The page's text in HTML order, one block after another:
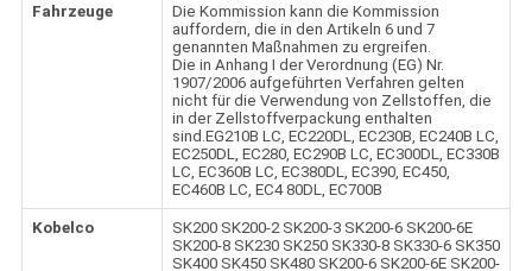
Fahrzeuge
Die Kommission kann die Kommission
auffordern, die in den Artikeln 6 und 7
genannten Maßnahmen zu ergreifen.
Die in Anhang I der Verordnung (EG) Nr.
1907/2006 aufgeführten Verfahren gelten
nicht für die Verwendung von Zellstoffen, die
in der Zellstoffverpackung enthalten
sind.EG210B LC, EC220DL, EC230B, EC240B LC,
EC250DL, EC280, EC290B LC, EC300DL, EC330B
LC, EC360B LC, EC380DL, EC390, EC450,
EC460B LC, EC4 80DL, EC700B
Kobelco
SK200 SK200-2 SK200-3 SK200-6 SK200-6E
SK200-8 SK230 SK250 SK330-8 SK330-6 SK350
SK400 SK450 SK480 SK200-6 SK200-6E SK200-